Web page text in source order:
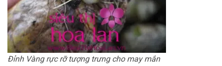
Đỉnh Vàng rực rỡ tượng trưng cho may mắn